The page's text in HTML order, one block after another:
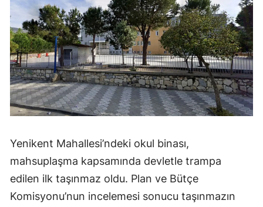
Yenikent Mahallesi’ndeki okul binası,
mahsuplaşma kapsamında devletle trampa
edilen ilk taşınmaz oldu. Plan ve Bütçe
Komisyonu’nun incelemesi sonucu taşınmazın